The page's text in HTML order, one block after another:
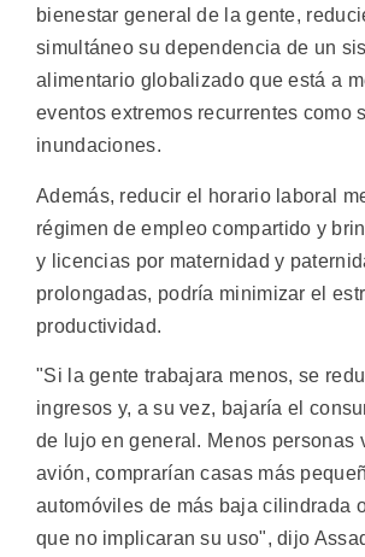
bienestar general de la gente,
simultáneo su dependencia de un
alimentario globalizado que está a
eventos extremos recurrentes como
inundaciones.
Además, reducir el horario laboral
régimen de empleo compartido y
y licencias por maternidad y
prolongadas, podría minimizar el
productividad.
"Si la gente trabajara menos, se
ingresos y, a su vez, bajaría el
de lujo en general. Menos personas
avión, comprarían casas más
automóviles de más baja cilindrada
que no implicaran su uso", dijo